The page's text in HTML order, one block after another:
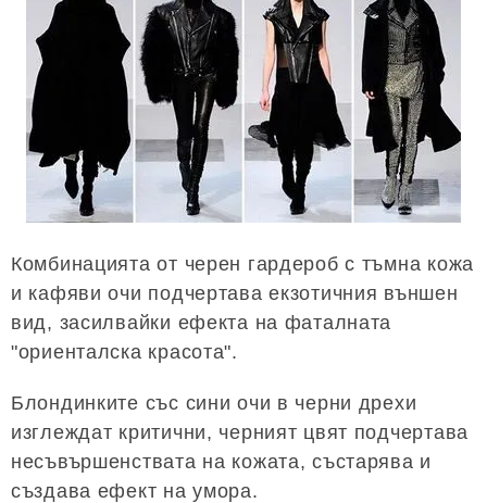
Комбинацията от черен гардероб с тъмна кожа
и кафяви очи подчертава екзотичния външен
вид, засилвайки ефекта на фаталната
"ориенталска красота".
Блондинките със сини очи в черни дрехи
изглеждат критични, черният цвят подчертава
несъвършенствата на кожата, състарява и
създава ефект на умора.